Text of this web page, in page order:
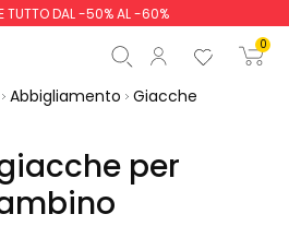
TUTTO DAL -50% AL -60%
0
Abbigliamento Giacche
per